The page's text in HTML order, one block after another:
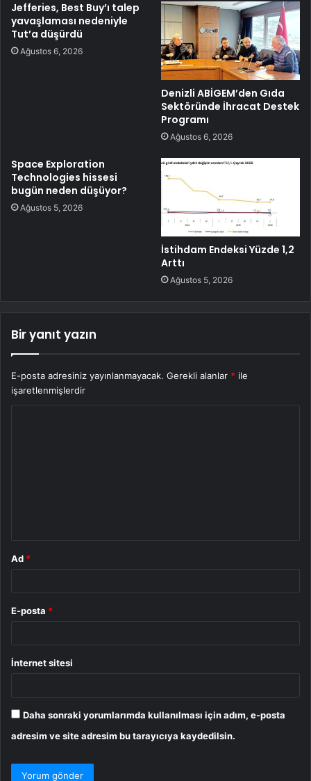
Jefferies, Best Buy’ı talep
yavaşlaması nedeniyle
Tut’a düşürdü
Ağustos 6, 2026
Denizli ABİGEM’den Gıda
Sektöründe İhracat Destek
Programı
Ağustos 6, 2026
Space Exploration
Technologies hissesi
bugün neden düşüyor?
Ağustos 5, 2026
İstihdam Endeksi Yüzde 1,2
Arttı
Ağustos 5, 2026
Bir yanıt yazın
E-posta adresiniz yayınlanmayacak. Gerekli alanlar * ile
işaretlenmişlerdir
Ad *
E-posta *
İnternet sitesi
Daha sonraki yorumlarımda kullanılması için adım, e-posta
adresim ve site adresim bu tarayıcıya kaydedilsin.